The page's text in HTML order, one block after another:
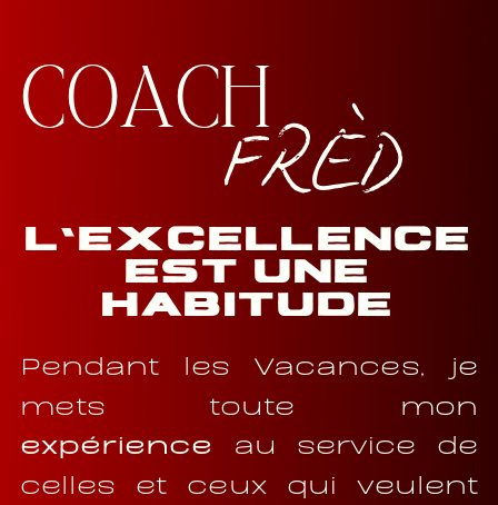
L’excellence
est une
habitude
Pendant les Vacances, je
mets toute mon
expérience au service de
celles et ceux qui veulent
COACHFRÈD